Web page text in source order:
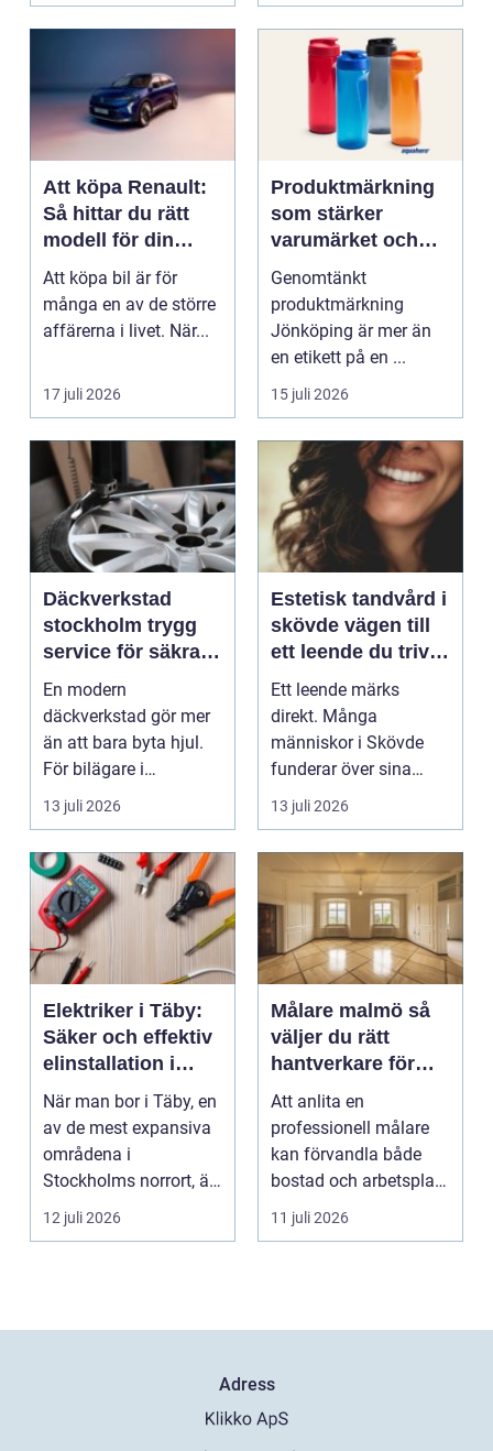
Att köpa Renault:
Så hittar du rätt
modell för din
vardag
Att köpa bil är för
många en av de större
affärerna i livet. När...
17 juli 2026
Produktmärkning
som stärker
varumärket och
förenklar vardagen
Genomtänkt
produktmärkning
Jönköping är mer än
en etikett på en ...
15 juli 2026
Däckverkstad
stockholm trygg
service för säkra
mil året runt
En modern
däckverkstad gör mer
än att bara byta hjul.
För bilägare i
Stockholm handlar
valet av däck...
13 juli 2026
Estetisk tandvård i
skövde vägen till
ett leende du trivs
med
Ett leende märks
direkt. Många
människor i Skövde
funderar över sina
tänder, men skjuter
upp att gör...
13 juli 2026
Elektriker i Täby:
Säker och effektiv
elinstallation i
norrort
När man bor i Täby, en
av de mest expansiva
områdena i
Stockholms norrort, är
b...
12 juli 2026
Målare malmö så
väljer du rätt
hantverkare för
hem och företag
Att anlita en
professionell målare
kan förvandla både
bostad och arbetsplats
på kort tid. Färger, yt...
11 juli 2026
Adress